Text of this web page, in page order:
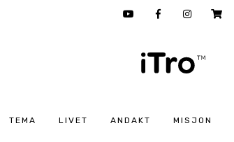
TEMA LIVET ANDAKT MISJON